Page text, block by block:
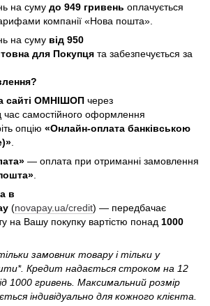
на суму до 949 гривень оплачується
компанії «Нова пошта».
на суму від 950
для Покупця та забезпечується за
сайті ОМНІШОП через
час самостійного оформлення
опцію «Онлайн-оплата банківською
— оплата при отриманні замовлення
в
(novapay.ua/credit) — передбачає
на Вашу покупку вартістю понад 1000
замовник товару і тільки у
Кредит надається строком на 12
1000 гривень. Максимальний розмір
індивідуально для кожного клієнта.